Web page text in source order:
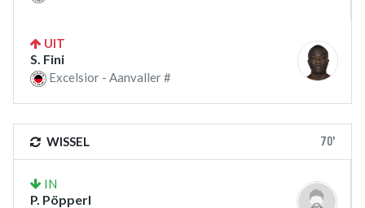
UIT
S. Fini
Excelsior - Aanvaller #
WISSEL 70'
IN
P. Pöpperl